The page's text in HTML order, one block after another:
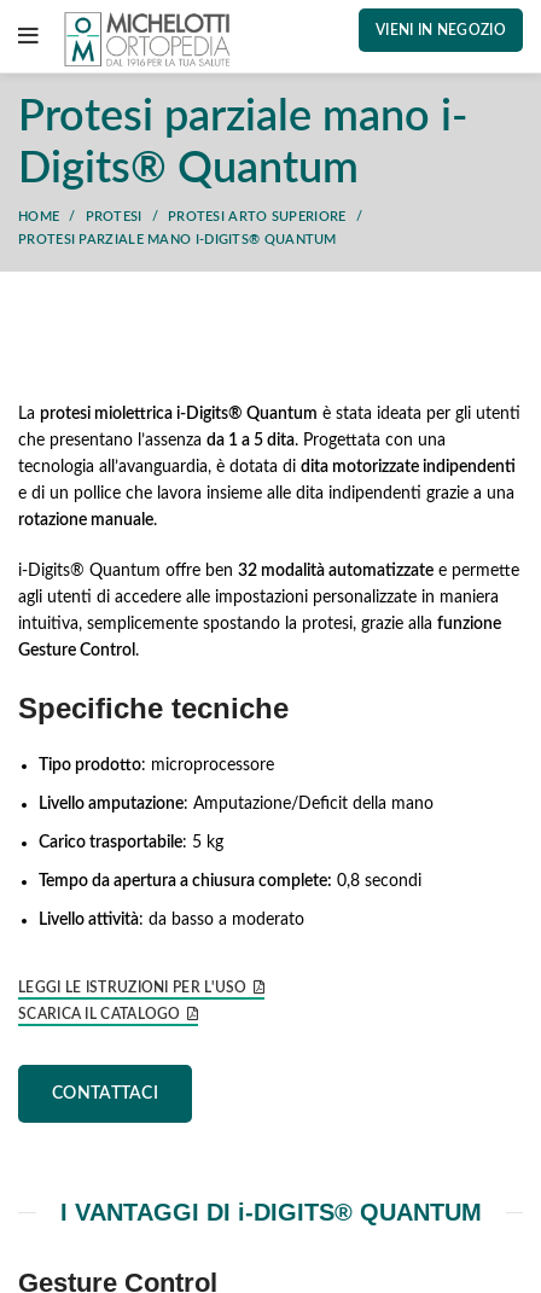
VIENI IN NEGOZIO
Protesi parziale mano i-
Digits® Quantum
HOME PROTESI
PROTESI ARTO SUPERIORE
PROTESI PARZIALE MANO I-DIGITS® QUANTUM
La protesi miolettrica i-Digits® Quantum è stata ideata per gli utenti
che presentano l’assenza da 1 a 5 dita. Progettata con una
tecnologia all’avanguardia, è dotata di dita motorizzate indipendenti
e di un pollice che lavora insieme alle dita indipendenti grazie a una
rotazione manuale.
i-Digits® Quantum offre ben 32 modalità automatizzate e permette
agli utenti di accedere alle impostazioni personalizzate in maniera
intuitiva, semplicemente spostando la protesi, grazie alla funzione
Gesture Control .
Specifiche tecniche
Tipo prodotto: microprocessore
Livello amputazione: Amputazione/Deficit della mano
Carico trasportabile: 5 kg
Tempo da apertura a chiusura complete: 0,8 secondi
Livello attività: da basso a moderato
LEGGI LE ISTRUZIONI PER L'USO
SCARICA IL CATALOGO
CONTATTACI
I VANTAGGI DI i-DIGITS® QUANTUM
Gesture Control